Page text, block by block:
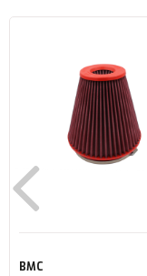
BMC